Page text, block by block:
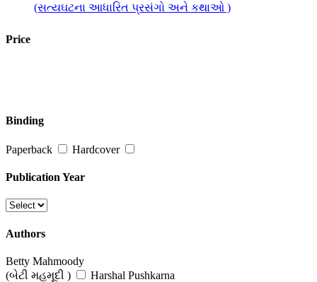
(સત્યઘટના આધારિત પ્રસંગો અને કથાઓ )
Price
Binding
Paperback Hardcover
Publication Year
Authors
Betty Mahmoody
(બેટી મહમૂદી )
Harshal Pushkarna